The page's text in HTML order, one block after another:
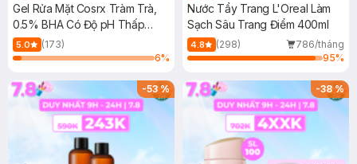
Gel Rửa Mặt Cosrx Tràm Trà,
0.5% BHA Có Độ pH Thấp
150ml
5.0
(173)
6%
Nước Tẩy Trang L'Oreal Làm
Sạch Sâu Trang Điểm 400ml
4.8 (298)
786/tháng
95%
-53% -38%